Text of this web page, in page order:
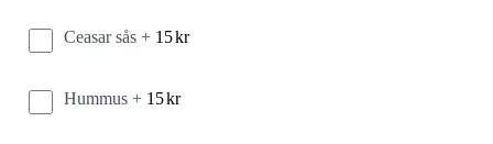
Ceasar sås + 15kr
Hummus + 15kr